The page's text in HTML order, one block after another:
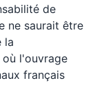
de
ne saurait être
la
l'ouvrage
français